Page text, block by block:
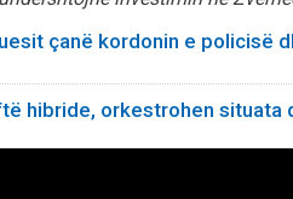
çanë kordonin e policisë
hibride, orkestrohen